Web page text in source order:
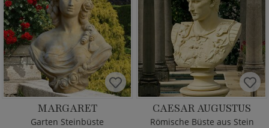
MARGARET
Garten Steinbüste
CAESAR AUGUSTUS
Römische Büste aus Stein